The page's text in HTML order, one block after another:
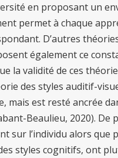
en proposant un
permet à chaque
D’autres
également ce
la validité de ces
des styles auditif-
mais est resté ancrée
Beaulieu, 2020). De
sur l’individu alors que
styles cognitifs, ont